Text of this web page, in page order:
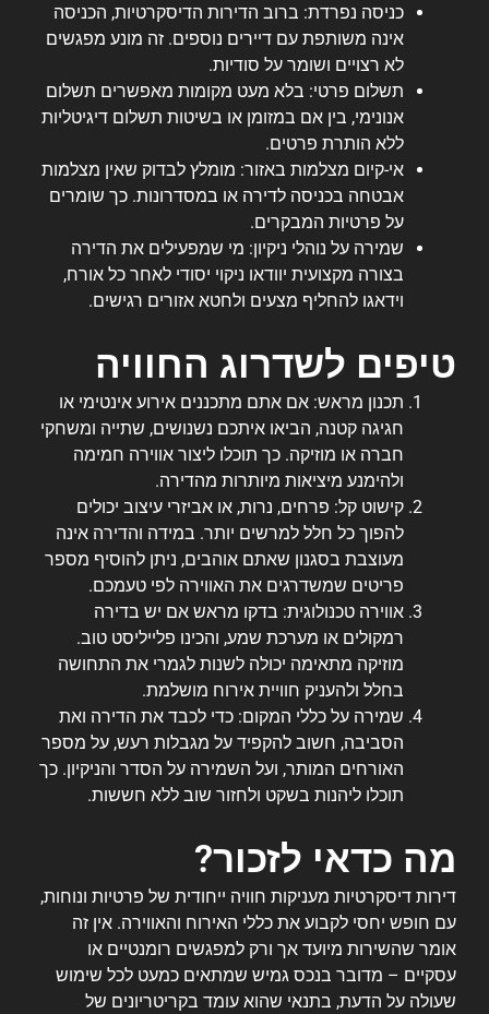
כניסה נפרדת: ברוב הדירות הדיסקרטיות, הכניסה
אינה משותפת עם דיירים נוספים. זה מונע מפגשים
לא רצויים ושומר על סודיות.
תשלום פרטי: בלא מעט מקומות מאפשרים תשלום
אנונימי, בין אם במזומן או בשיטות תשלום דיגיטליות
ללא הותרת פרטים.
אי-קיום מצלמות באזור: מומלץ לבדוק שאין מצלמות
אבטחה בכניסה לדירה או במסדרונות. כך שומרים
על פרטיות המבקרים.
שמירה על נוהלי ניקיון: מי שמפעילים את הדירה
בצורה מקצועית יוודאו ניקוי יסודי לאחר כל אורח,
וידאגו להחליף מצעים ולחטא אזורים רגישים.
טיפים לשדרוג החוויה
תכנון מראש: אם אתם מתכננים אירוע אינטימי או
חגיגה קטנה, הביאו איתכם נשנושים, שתייה ומשחקי
חברה או מוזיקה. כך תוכלו ליצור אווירה חמימה
ולהימנע מיציאות מיותרות מהדירה.
קישוט קל: פרחים, נרות, או אביזרי עיצוב יכולים
להפוך כל חלל למרשים יותר. במידה והדירה אינה
מעוצבת בסגנון שאתם אוהבים, ניתן להוסיף מספר
פריטים שמשדרגים את האווירה לפי טעמכם.
אווירה טכנולוגית: בדקו מראש אם יש בדירה
רמקולים או מערכת שמע, והכינו פלייליסט טוב.
מוזיקה מתאימה יכולה לשנות לגמרי את התחושה
בחלל ולהעניק חוויית אירוח מושלמת.
שמירה על כללי המקום: כדי לכבד את הדירה ואת
הסביבה, חשוב להקפיד על מגבלות רעש, על מספר
האורחים המותר, ועל השמירה על הסדר והניקיון. כך
תוכלו ליהנות בשקט ולחזור שוב ללא חששות.
מה כדאי לזכור?
דירות דיסקרטיות מעניקות חוויה ייחודית של פרטיות ונוחות,
עם חופש יחסי לקבוע את כללי האירוח והאווירה. אין זה
אומר שהשירות מיועד אך ורק למפגשים רומנטיים או
עסקיים – מדובר בנכס גמיש שמתאים כמעט לכל שימוש
שעולה על הדעת, בתנאי שהוא עומד בקריטריונים של